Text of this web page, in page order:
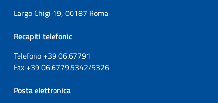
Largo Chigi 19, 00187 Roma
Recapiti telefonici
Telefono +3906.67791
Fax +3906.6779.5342/5326
Posta elettronica